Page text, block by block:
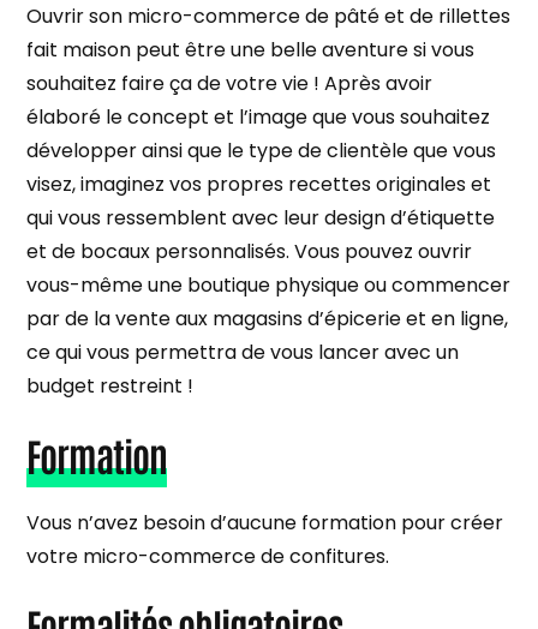
Ouvrir son micro-commerce de pâté et de rillettes
fait maison peut être une belle aventure si vous
souhaitez faire ça de votre vie ! Après avoir
élaboré le concept et l’image que vous souhaitez
développer ainsi que le type de clientèle que vous
visez, imaginez vos propres recettes originales et
qui vous ressemblent avec leur design d’étiquette
et de bocaux personnalisés. Vous pouvez ouvrir
vous-même une boutique physique ou commencer
par de la vente aux magasins d’épicerie et en ligne,
ce qui vous permettra de vous lancer avec un
budget restreint !
Formation
Vous n’avez besoin d’aucune formation pour créer
votre micro-commerce de confitures.